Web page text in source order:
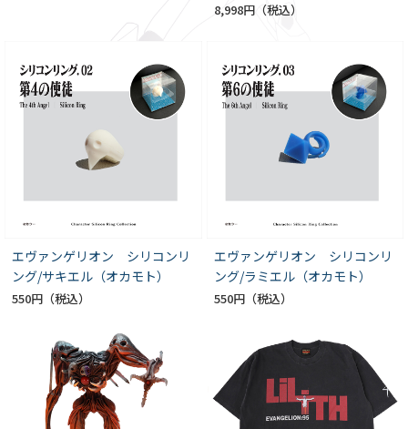
8,998円
エヴァンゲリオン シリコンリ
ング/サキエル（オカモト）
550円
エヴァンゲリオン シリコンリ
ング/ラミエル（オカモト）
550円